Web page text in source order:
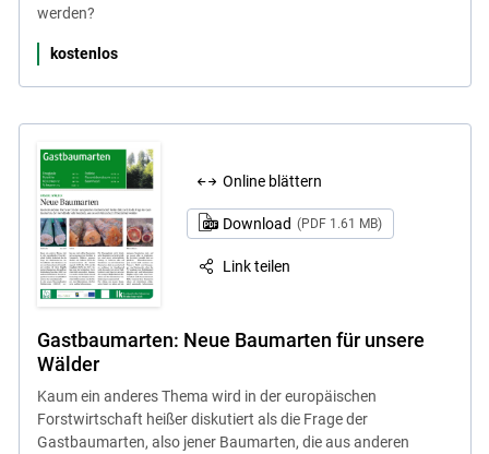
werden?
kostenlos
Online blättern
Download (PDF 1.61 MB)
Link teilen
Gastbaumarten: Neue Baumarten für unsere
Wälder
Kaum ein anderes Thema wird in der europäischen
Forstwirtschaft heißer diskutiert als die Frage der
Gastbaumarten, also jener Baumarten, die aus anderen